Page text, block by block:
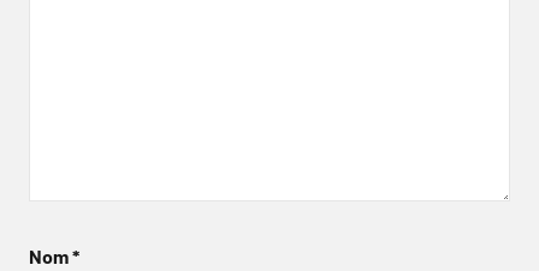
Nom*